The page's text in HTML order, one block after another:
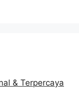
& Terpercaya